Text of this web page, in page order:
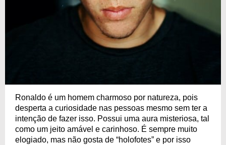
Ronaldo é um homem charmoso por natureza, pois
desperta a curiosidade nas pessoas mesmo sem ter a
intenção de fazer isso. Possui uma aura misteriosa, tal
como um jeito amável e carinhoso. É sempre muito
elogiado, mas não gosta de “holofotes” e por isso